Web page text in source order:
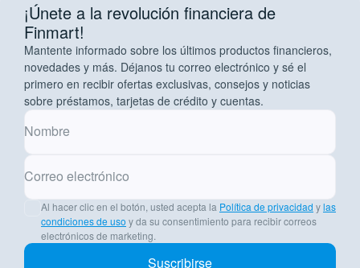
¡Únete a la revolución financiera de
Finmart!
Mantente informado sobre los últimos productos financieros,
novedades y más. Déjanos tu correo electrónico y sé el
primero en recibir ofertas exclusivas, consejos y noticias
sobre préstamos, tarjetas de crédito y cuentas.
Nombre
Correo electrónico
Al hacer clic en el botón, usted acepta la Política de privacidad ylas
condiciones de uso y da su consentimiento para recibir correos
electrónicos de marketing.
Suscribirse